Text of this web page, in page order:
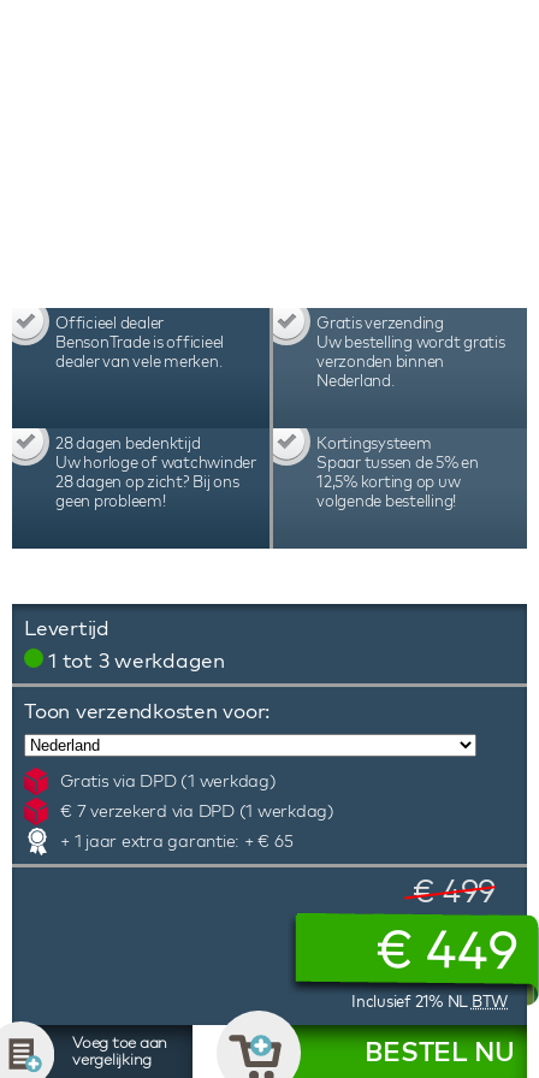
Officieel dealer
BensonTrade is officieel
dealer van vele merken.
Gratis verzending
Uw bestelling wordt gratis
verzonden binnen
Nederland.
28 dagen bedenktijd
Uw horloge of watchwinder
28 dagen op zicht? Bij ons
geen probleem!
Kortingsysteem
Spaar tussen de 5% en
12,5% korting op uw
volgende bestelling!
Levertijd
1 tot 3 werkdagen
Toon verzendkosten voor:
Gratis via DPD (1 werkdag)
€ 7 verzekerd via DPD (1 werkdag)
+ 1 jaar extra garantie: + € 65
€ 499
€449
Inclusief 21% NL BTW
Voeg toe aan
vergelijking
BESTEL NU